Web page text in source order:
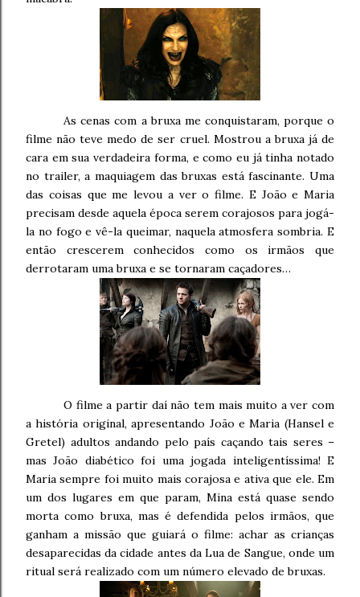
As cenas com a bruxa me conquistaram, porque o
filme não teve medo de ser cruel. Mostrou a bruxa já de
cara em sua verdadeira forma, e como eu já tinha notado
no trailer, a maquiagem das bruxas está fascinante. Uma
das coisas que me levou a ver o filme. E João e Maria
precisam desde aquela época serem corajosos para jogá-
la no fogo e vê-la queimar, naquela atmosfera sombria. E
então crescerem conhecidos como os irmãos que
derrotaram uma bruxa e se tornaram caçadores…
O filme a partir daí não tem mais muito a ver com
a história original, apresentando João e Maria (Hansel e
Gretel) adultos andando pelo país caçando tais seres –
mas João diabético foi uma jogada inteligentíssima! E
Maria sempre foi muito mais corajosa e ativa que ele. Em
um dos lugares em que param, Mina está quase sendo
morta como bruxa, mas é defendida pelos irmãos, que
ganham a missão que guiará o filme: achar as crianças
desaparecidas da cidade antes da Lua de Sangue, onde um
ritual será realizado com um número elevado de bruxas.